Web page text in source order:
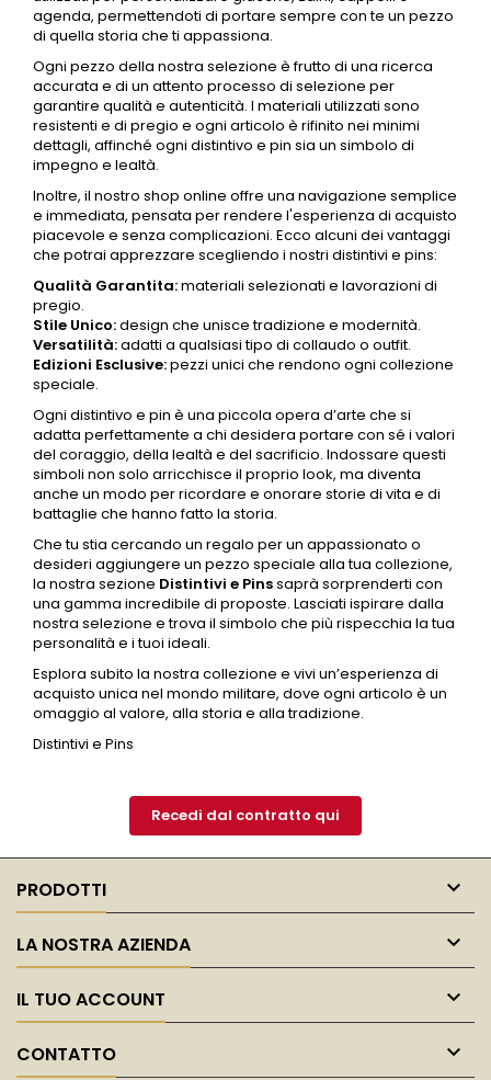
agenda, permettendoti di portare sempre con te un pezzo
di quella storia che ti appassiona.
Ogni pezzo della nostra selezione è frutto di una ricerca
accurata e di un attento processo di selezione per
garantire qualità e autenticità. I materiali utilizzati sono
resistenti e di pregio e ogni articolo è rifinito nei minimi
dettagli, affinché ogni distintivo e pin sia un simbolo di
impegno e lealtà.
Inoltre, il nostro shop online offre una navigazione semplice
e immediata, pensata per rendere l'esperienza di acquisto
piacevole e senza complicazioni. Ecco alcuni dei vantaggi
che potrai apprezzare scegliendo i nostri distintivi e pins:
Qualità Garantita:materiali selezionati e lavorazioni di
pregio.
Stile Unico:design che unisce tradizione e modernità.
Versatilità:adatti a qualsiasi tipo di collaudo o outfit.
Edizioni Esclusive:pezzi unici che rendono ogni collezione
speciale.
Ogni distintivo e pin è una piccola opera d’arte che si
adatta perfettamente a chi desidera portare con sé i valori
del coraggio, della lealtà e del sacrificio. Indossare questi
simboli non solo arricchisce il proprio look, ma diventa
anche un modo per ricordare e onorare storie di vita e di
battaglie che hanno fatto la storia.
Che tu stia cercando un regalo per un appassionato o
desideri aggiungere un pezzo speciale alla tua collezione,
la nostra sezione Distintivi e Pinssaprà sorprenderti con
una gamma incredibile di proposte. Lasciati ispirare dalla
nostra selezione e trova il simbolo che più rispecchia la tua
personalità e i tuoi ideali.
Esplora subito la nostra collezione e vivi un’esperienza di
acquisto unica nel mondo militare, dove ogni articolo è un
omaggio al valore, alla storia e alla tradizione.
Distintivi e Pins
Recedi dal contratto qui
PRODOTTI 
LA NOSTRA AZIENDA 
IL TUO ACCOUNT 
CONTATTO 